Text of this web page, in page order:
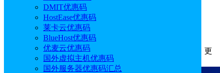
DMIT优惠码
HostEase优惠码
莱卡云优惠码
BlueHost优惠码
优麦云优惠码
国外虚拟主机优惠码
国外服务器优惠码汇总
2026年优质Magento主机提供商推荐
作者: Emily 分类:主机
更
新于: 2026.05.18 18:50:29